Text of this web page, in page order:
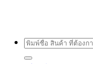
ค้นหา: